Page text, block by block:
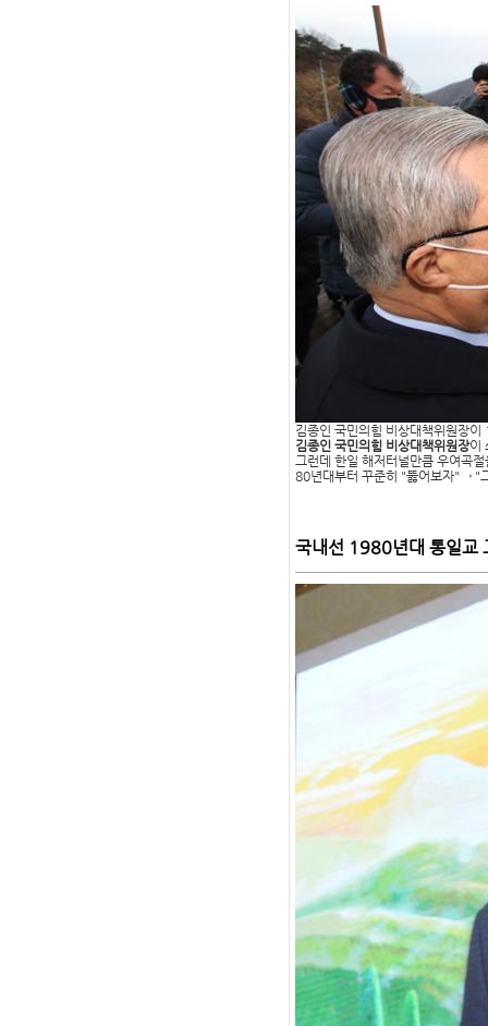
김종인 국민의힘 비상대책위원장
김종인 국민의힘 비상대책위원장이
그런데 한일 해저터널만큼 우여곡
80년대부터 꾸준히 "뚫어보자"→ "
국내선 1980년대 통일교